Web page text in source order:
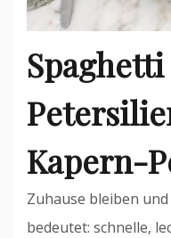
Kapern-
Zuhause bleiben
bedeutet: schnelle,